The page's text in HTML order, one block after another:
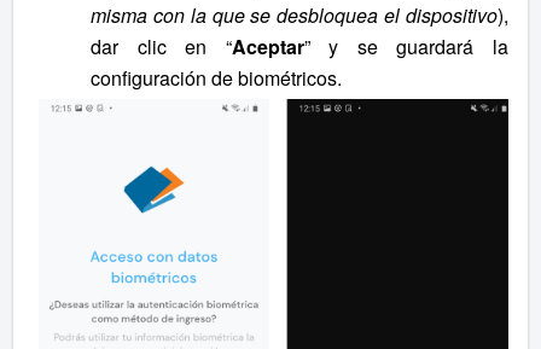
misma con la que se desbloquea el dispositivo),
dar clic en “Aceptar” y se guardará la
configuración de biométricos.